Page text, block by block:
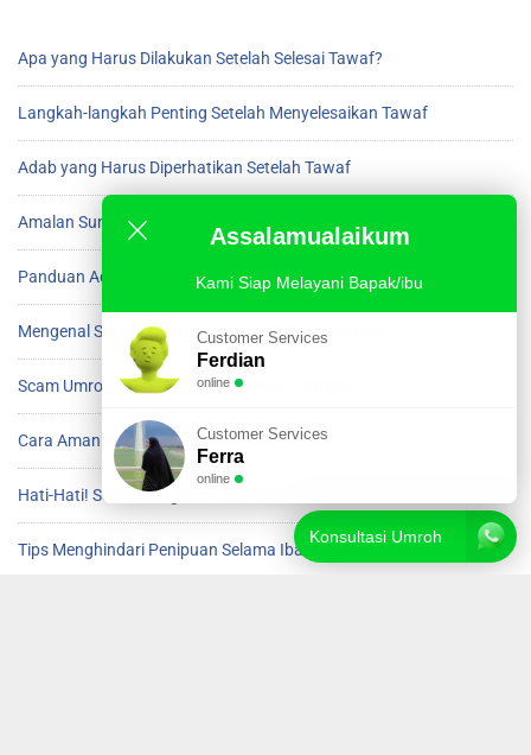
Apa yang Harus Dilakukan Setelah Selesai Tawaf?
Langkah-langkah Penting Setelah Menyelesaikan Tawaf
Adab yang Harus Diperhatikan Setelah Tawaf
Amalan Sunnah Setelah Beres Tawaf di Ka’bah
Panduan Adab Setelah Menyelesaikan Tawaf
Mengenal Scam Umroh dan Cara Menghindarinya
Scam Umroh yang Harus Diwaspadai Jamaah
Cara Aman Menghindari Scam saat Umroh
Hati-Hati! Scam Mengincar Jamaah Umroh
Tips Menghindari Penipuan Selama Ibadah Umroh
Konsultasi Umroh
Assalamualaikum
Kami Siap Melayani Bapak/ibu
Customer Services
Ferdian
online
Customer Services
Ferra
online